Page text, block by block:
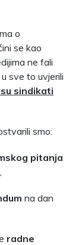
o
se kao
ne fali
sve to uvjerili
sindikati
smo:
pitanja
na dan
radne